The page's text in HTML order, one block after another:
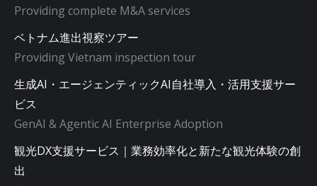
Providing complete M&A services
ベトナム進出視察ツアー
Providing Vietnam inspection tour
生成AI・エージェンティックAI自社導入・活用支援サー
ビス
GenAI & Agentic AI Enterprise Adoption
観光DX支援サービス｜業務効率化と新たな観光体験の創
出